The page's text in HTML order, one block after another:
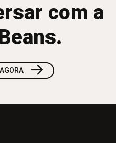
com a
→